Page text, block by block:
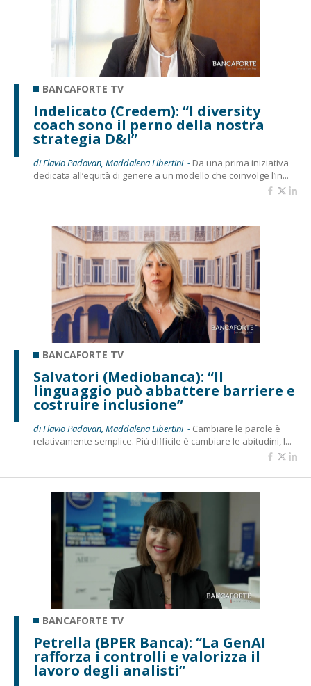
BANCAFORTE TV
Indelicato (Credem): “I diversity
coach sono il perno della nostra
strategia D&I”
di Flavio Padovan, Maddalena Libertini - Da una prima iniziativa
dedicata all’equità di genere a un modello che coinvolge l’in...
BANCAFORTE TV
Salvatori (Mediobanca): “Il
linguaggio può abbattere barriere e
costruire inclusione”
di Flavio Padovan, Maddalena Libertini - Cambiare le parole è
relativamente semplice. Più difficile è cambiare le abitudini, l...
BANCAFORTE TV
Petrella (BPER Banca): “La GenAI
rafforza i controlli e valorizza il
lavoro degli analisti”